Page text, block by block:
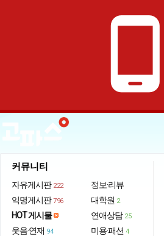
phone_android
커뮤니티
자유게시판 222
익명게시판 796
HOT 게시물
웃음·연재 94
정보·리뷰
대학원 2
연애상담 25
미용·패션 4